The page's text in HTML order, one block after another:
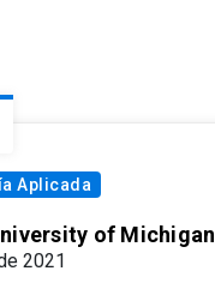
Aplicada
of Michigan
2021